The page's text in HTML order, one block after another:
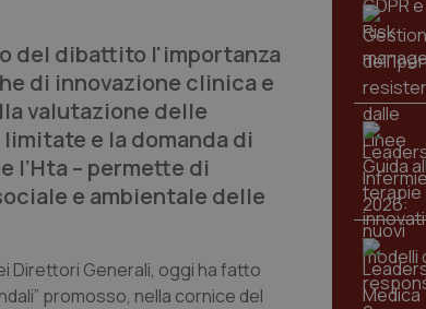
del dibattito l'importanza
di innovazione clinica e
valutazione delle
e la domanda di
l’Hta – permette di
e ambientale delle
Direttori Generali, oggi ha fatto
promosso, nella cornice del